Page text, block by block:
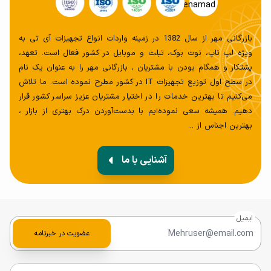
K2314 به کار رفته است.
باتری
یکی از دیگر عواملی که هنگام خرید باید به آن توجه ویژه ای
داشته باشید باتری هر یک از این سیستم ها می باشد. باتری
اما چیپست های قوی که برای آن استفاده شده است می تواند به
راحتی در کمترین زمان و بدون مصرف بیش از حد شارژ داده ها
ظرفیت 76 وات در ساعت می تواند در مدت زمان کمتری شارژ
سیستم را به 100 درصد برساند.
بازرگانی مهر از سال 1382 در زمینه واردات انواع تجهیزات آی تی به
ویژه لپ تاپ، نوت بوک، تبلت و موبایل در کشور فعال است. تعهد،
پشتکار و همگام بودن با مشتریان ، بازرگانی مهر را به عنوان یک نام
در سطح اول توزیع تجهیزات IT در کشور مطرح نموده است. ما تلاش
می‌کنیم تا بهترین خدمات را در اختیار مشتریان عزیز سراسر کشور قرار
دهیم. همیشه سعی‌ نموده‌ایم با بدست‌آوردن درک بهتری از بازار ،
بهترین اجناس از ...
آشنایی با ما
ایمیل
عضویت در خبرنامه